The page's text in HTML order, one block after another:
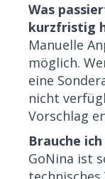
Was
kurzfristig
Manuelle
möglich.
eine
nicht
Vorschlag
Brauche
GoNina ist